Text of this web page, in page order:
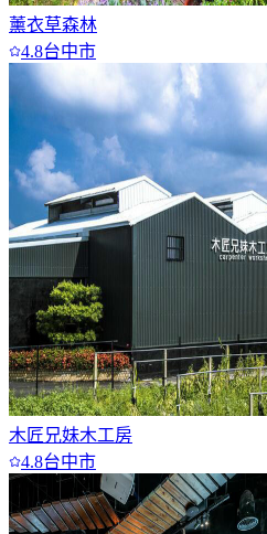
薰衣草森林
4.8台中市
木匠兄妹木工房
4.8台中市